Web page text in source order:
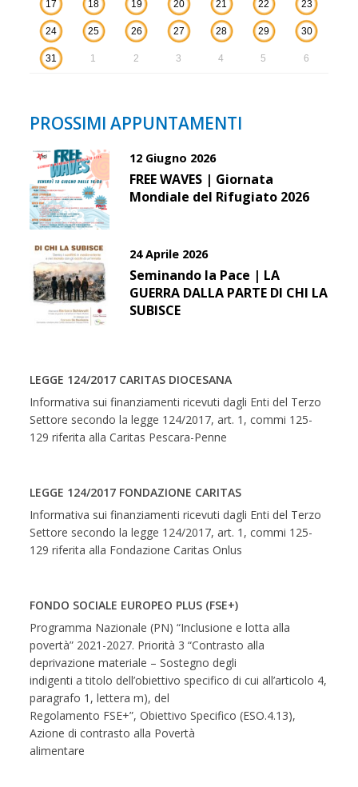
17 18 19 20 21 22 23
24 25 26 27 28 29 30
31 1 2 3 4 5 6
PROSSIMI APPUNTAMENTI
12 Giugno 2026
FREE WAVES | Giornata
Mondiale del Rifugiato 2026
24 Aprile 2026
Seminando la Pace | LA
GUERRA DALLA PARTE DI CHI LA
SUBISCE
LEGGE 124/2017 CARITAS DIOCESANA
Informativa sui finanziamenti ricevuti dagli Enti del Terzo
Settore secondo la legge 124/2017, art. 1, commi 125-
129 riferita alla Caritas Pescara-Penne
LEGGE 124/2017 FONDAZIONE CARITAS
Informativa sui finanziamenti ricevuti dagli Enti del Terzo
Settore secondo la legge 124/2017, art. 1, commi 125-
129 riferita alla Fondazione Caritas Onlus
FONDO SOCIALE EUROPEO PLUS (FSE+)
Programma Nazionale (PN) “Inclusione e lotta alla
povertà” 2021-2027. Priorità 3 “Contrasto alla
deprivazione materiale – Sostegno degli
indigenti a titolo dell’obiettivo specifico di cui all’articolo 4,
paragrafo 1, lettera m), del
Regolamento FSE+”, Obiettivo Specifico (ESO.4.13),
Azione di contrasto alla Povertà
alimentare